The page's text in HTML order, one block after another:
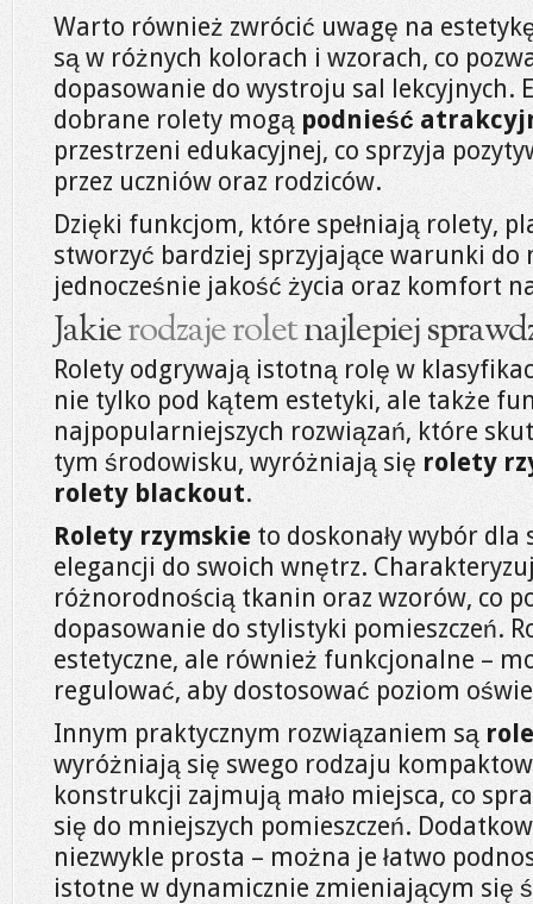
Warto również zwrócić uwagę na
są w różnych kolorach i wzorach, co
dopasowanie do wystroju sal lekcyjnych.
dobrane rolety mogą podnieść
przestrzeni edukacyjnej, co sprzyja
przez uczniów oraz rodziców.
Dzięki funkcjom, które spełniają rolety,
stworzyć bardziej sprzyjające warunki do
jednocześnie jakość życia oraz komfort
Jakierodzaje roletnajlepiej
Rolety odgrywają istotną rolę w
nie tylko pod kątem estetyki, ale także
najpopularniejszych rozwiązań, które
tym środowisku, wyróżniają się rolety
rolety blackout.
Rolety rzymskie to doskonały wybór dla
elegancji do swoich wnętrz.
różnorodnością tkanin oraz wzorów, co
dopasowanie do stylistyki pomieszczeń.
estetyczne, ale również funkcjonalne –
regulować, aby dostosować poziom
Innym praktycznym rozwiązaniem są
wyróżniają się swego rodzaju
konstrukcji zajmują mało miejsca, co
się do mniejszych pomieszczeń.
niezwykle prosta – można je łatwo
istotne w dynamicznie zmieniającym się